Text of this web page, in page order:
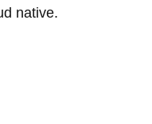
native.